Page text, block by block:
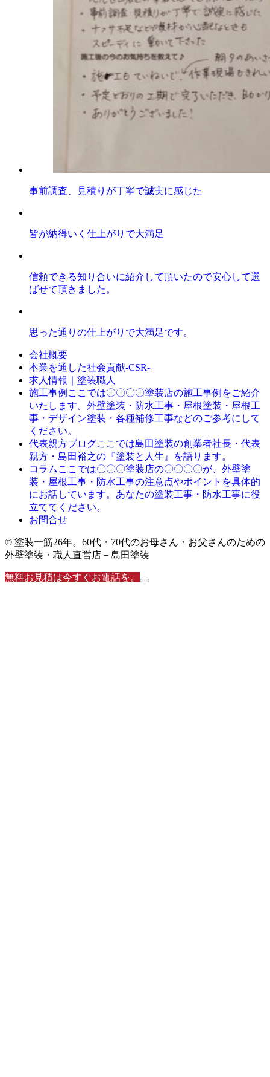
事前調査、見積りが丁寧で誠実に感じた
皆が納得いく仕上がりで大満足
信頼できる知り合いに紹介して頂いたので安心して選
ばせて頂きました。
思った通りの仕上がりで大満足です。
会社概要
本業を通した社会貢献-CSR-
求人情報｜塗装職人
施工事例 ここでは〇〇〇〇塗装店の施工事例をご紹介
いたします。外壁塗装・防水工事・屋根塗装・屋根工
事・デザイン塗装・各種補修工事などのご参考にして
ください。
代表親方ブログここでは島田塗装の創業者社長・代表
親方・島田裕之の『塗装と人生』を語ります。
コラム ここでは〇〇〇塗装店の〇〇〇〇が、外壁塗
装・屋根工事・防水工事の注意点やポイントを具体的
にお話しています。あなたの塗装工事・防水工事に役
立ててください。
お問合せ
© 塗装一筋26年。60代・70代のお母さん・お父さんのための
外壁塗装・職人直営店－島田塗装
無料お見積は今すぐお電話を。